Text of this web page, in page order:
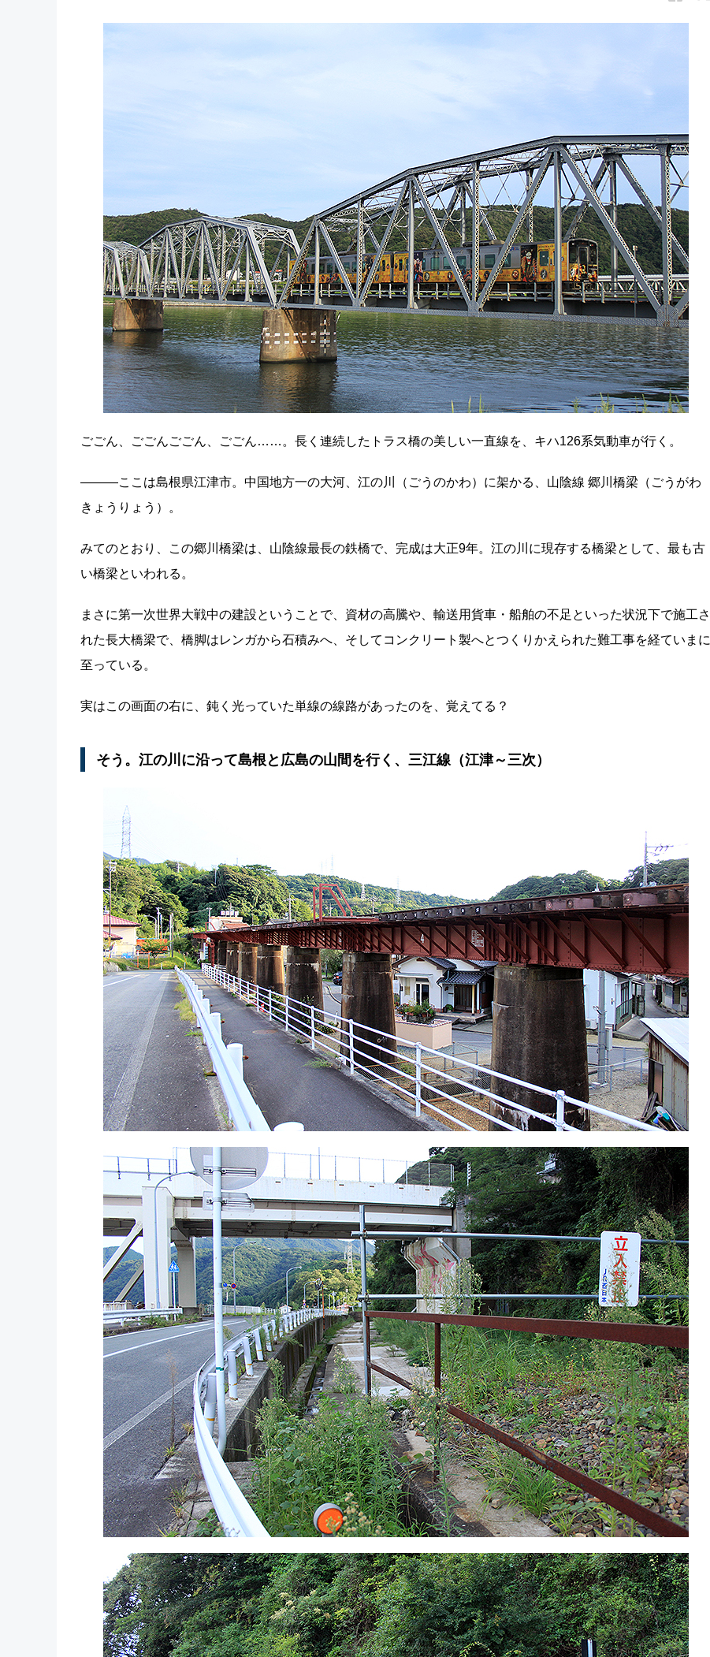
ごごん、ごごんごごん、ごごん……。長く連続したトラス橋の美しい一直線を、キハ126系気動車が行く。
―――ここは島根県江津市。中国地方一の大河、江の川（ごうのかわ）に架かる、山陰線 郷川橋梁（ごうがわ
きょうりょう）。
みてのとおり、この郷川橋梁は、山陰線最長の鉄橋で、完成は大正9年。江の川に現存する橋梁として、最も古
い橋梁といわれる。
まさに第一次世界大戦中の建設ということで、資材の高騰や、輸送用貨車・船舶の不足といった状況下で施工さ
れた長大橋梁で、橋脚はレンガから石積みへ、そしてコンクリート製へとつくりかえられた難工事を経ていまに
至っている。
実はこの画面の右に、鈍く光っていた単線の線路があったのを、覚えてる？
そう。江の川に沿って島根と広島の山間を行く、三江線（江津～三次）